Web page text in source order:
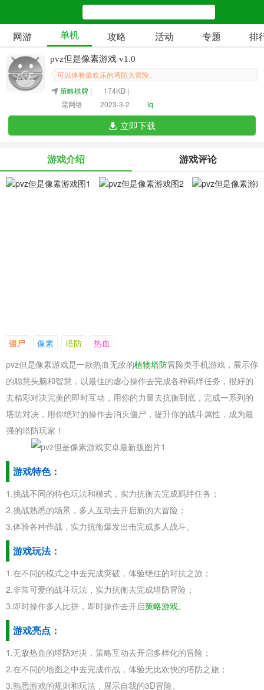
网游 单机 攻略 活动 专题 排
pvz但是像素游戏 v1.0
可以体验最欢乐的塔防大冒险。
策略棋牌 |
174KB |
需网络
2023-3-2 lq
立即下载
游戏介绍 游戏评论
僵尸 像素 塔防
热血
pvz但是像素游戏是一款热血无敌的植物塔防冒险类手机游戏，展示你
的聪慧头脑和智慧，以最佳的虐心操作去完成各种羁绊任务，很好的
去精彩对决完美的即时互动，用你的力量去抗衡到底，完成一系列的
塔防对决，用你绝对的操作去消灭僵尸，提升你的战斗属性，成为最
强的塔防玩家！
游戏特色：
1.挑战不同的特色玩法和模式，实力抗衡去完成羁绊任务；
2.挑战熟悉的场景，多人互动去开启新的大冒险；
3.体验各种作战，实力抗衡爆发出击完成多人战斗。
游戏玩法：
1.在不同的模式之中去完成突破，体验绝佳的对抗之旅；
2.非常可爱的战斗玩法，实力抗衡去完成塔防冒险；
3.即时操作多人比拼，即时操作去开启策略游戏。
游戏亮点：
1.无敌热血的塔防对决，策略互动去开启多样化的冒险；
2.在不同的地图之中去完成作战，体验无比欢快的塔防之旅；
3.熟悉游戏的规则和玩法，展示自我的3D冒险。